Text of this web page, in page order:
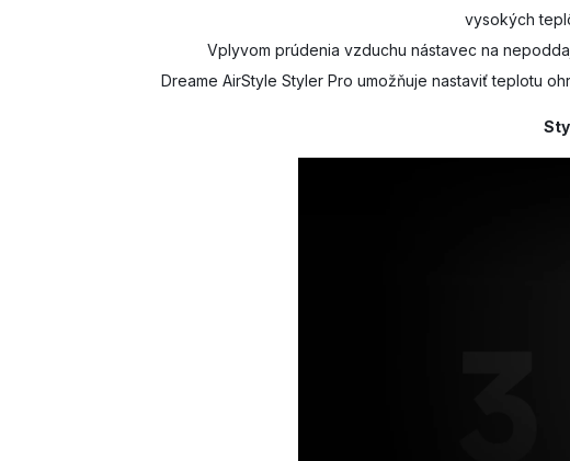
vysokých
Vplyvom prúdenia vzduchu nástavec na
Dreame AirStyle Styler Pro umožňuje nastaviť teplotu